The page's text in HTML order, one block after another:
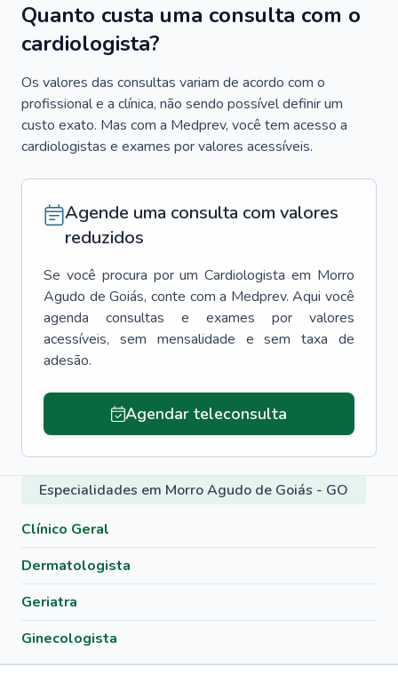
Quanto custa uma consulta com o
cardiologista?
Os valores das consultas variam de acordo com o
profissional e a clínica, não sendo possível definir um
custo exato. Mas com a Medprev, você tem acesso a
cardiologistas e exames por valores acessíveis.
Agende uma consulta com valores
reduzidos
Se você procura por um Cardiologista em Morro
Agudo de Goiás, conte com a Medprev. Aqui você
agenda consultas e exames por valores
acessíveis, sem mensalidade e sem taxa de
adesão.
Agendar teleconsulta
Especialidades em Morro Agudo de Goiás - GO
Clínico Geral
Dermatologista
Geriatra
Ginecologista